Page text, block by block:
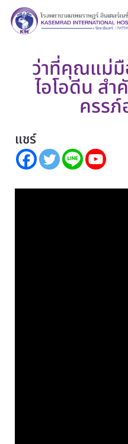
ว่าที่คุณแม่มื
ไอโอดีน ส
ครรภ์
แชร์